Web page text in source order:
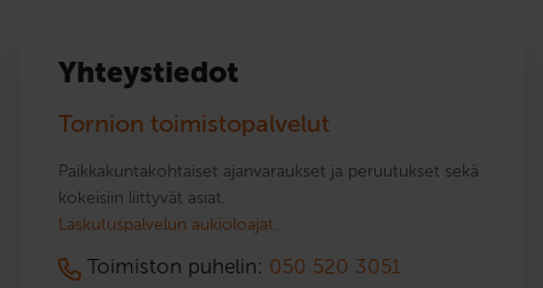
Yhteystiedot
Tornion toimistopalvelut
Paikkakuntakohtaiset ajanvaraukset ja peruutukset sekä
kokeisiin liittyvät asiat.
Laskutuspalvelun aukioloajat.
Toimiston puhelin: 050 520 3051